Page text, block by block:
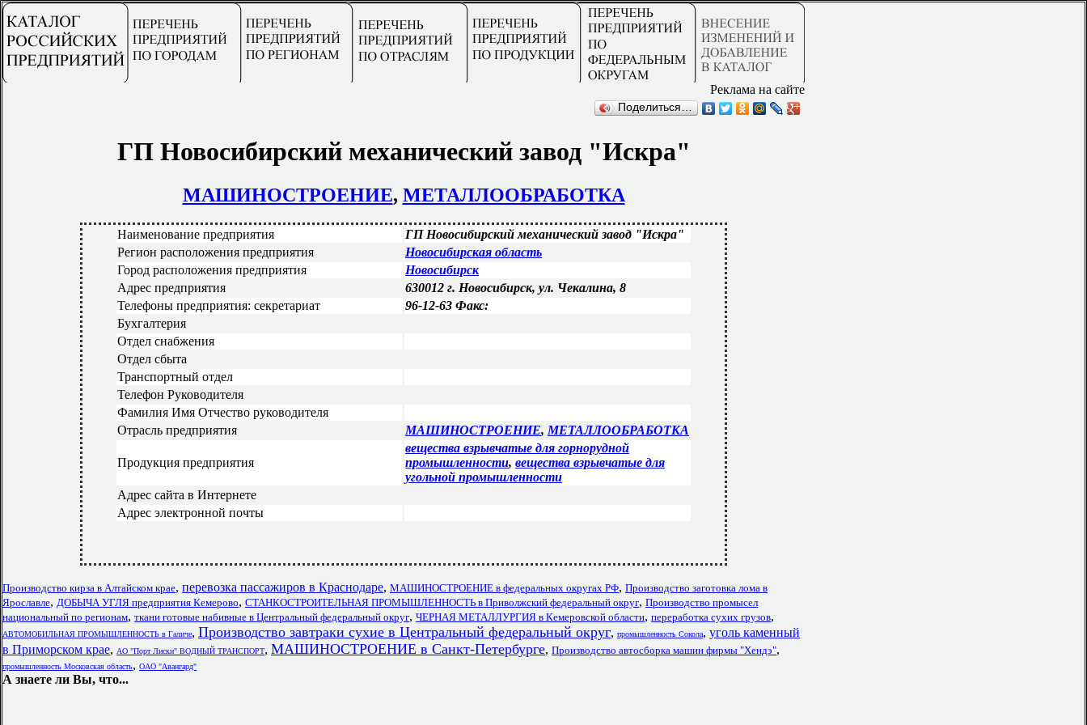
Реклама на сайте
Поделиться…
ГП Новосибирский механический завод "Искра"
МАШИНОСТРОЕНИЕ, МЕТАЛЛООБРАБОТКА
Наименование предприятия
ГП Новосибирский механический завод "Искра"
Регион расположения предприятия
Новосибирская область
Город расположения предприятия
Новосибирск
Адрес предприятия
630012 г. Новосибирск, ул. Чекалина, 8
Телефоны предприятия: секретариат
96-12-63 Факс:
Бухгалтерия
Отдел снабжения
Отдел сбыта
Транспортный отдел
Телефон Руководителя
Фамилия Имя Отчество руководителя
Отрасль предприятия
МАШИНОСТРОЕНИЕ, МЕТАЛЛООБРАБОТКА
Продукция предприятия
вещества взрывчатые для горнорудной
промышленности, вещества взрывчатые для
угольной промышленности
Адрес сайта в Интернете
Адрес электронной почты
Производство кирза в Алтайском крае, перевозка пассажиров в Краснодаре, МАШИНОСТРОЕНИЕ в федеральных округах РФ, Производство заготовка лома в
Ярославле, ДОБЫЧА УГЛЯ предприятия Кемерово, СТАНКОСТРОИТЕЛЬНАЯ ПРОМЫШЛЕННОСТЬ в Приволжский федеральный округ, Производство промысел
национальный по регионам, ткани готовые набивные в Центральный федеральный округ, ЧЕРНАЯ МЕТАЛЛУРГИЯ в Кемеровской области, переработка сухих грузов,
АВТОМОБИЛЬНАЯ ПРОМЫШЛЕННОСТЬ в Галиче, Производство завтраки сухие в Центральный федеральный округ, промышленность Сокола, уголь каменный
в Приморском крае, АО "Порт Лиски" ВОДНЫЙ ТРАНСПОРТ, МАШИНОСТРОЕНИЕ в Санкт-Петербурге, Производство автосборка машин фирмы "Хендэ",
промышленность Московская область, ОАО "Авангард"
А знаете ли Вы, что...